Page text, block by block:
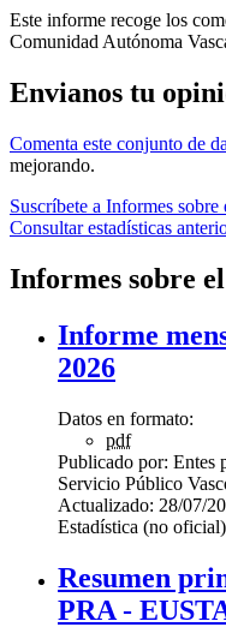
Este informe recoge los
Comunidad Autónoma
Envianos tu
Comenta este conjunto de
mejorando.
Suscríbete a Informes
Consultar estadísticas
Informes sobre
Informe
2026
Datos en formato:
pdf
Publicado por: Entes
Servicio Público
Actualizado: 28/07/
Estadística (no oficial)
Resumen
PRA -